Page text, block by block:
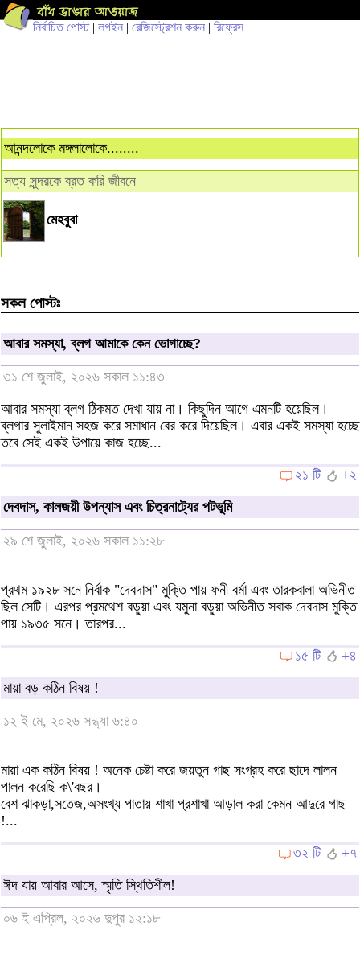
নির্বাচিত পোস্ট| লগইন | রেজিস্ট্রেশন করুন | রিফ্রেস
আনন্দলোকে মঙ্গলালোকে........
সত্য সুন্দরকে ব্রত করি জীবনে
মেহবুবা
সকল পোস্টঃ
আবার সমস্যা, ব্লগ আমাকে কেন ভোগাচ্ছে?
৩১ শে জুলাই, ২০২৬ সকাল ১১:৪৩
আবার সমস্যা ব্লগ ঠিকমত দেখা যায় না। কিছুদিন আগে এমনটি হয়েছিল।
ব্লগার সুলাইমান সহজ করে সমাধান বের করে দিয়েছিল। এবার একই সমস্যা হচ্ছে
তবে সেই একই উপায়ে কাজ হচ্ছে...
২১ টি
+২
দেবদাস, কালজয়ী উপন্যাস এবং চিত্রনাট্যের পটভূমি
২৯ শে জুলাই, ২০২৬ সকাল ১১:২৮
প্রথম ১৯২৮ সনে নির্বাক "দেবদাস" মুক্তি পায় ফনী বর্মা এবং তারকবালা অভিনীত
ছিল সেটি। এরপর প্রমথেশ বড়ুয়া এবং যমুনা বড়ুয়া অভিনীত সবাক দেবদাস মুক্তি
পায় ১৯৩৫ সনে। তারপর...
১৫ টি
+৪
মায়া বড় কঠিন বিষয় !
১২ ই মে, ২০২৬ সন্ধ্যা ৬:৪০
মায়া এক কঠিন বিষয় ! অনেক চেষ্টা করে জয়তুন গাছ সংগ্রহ করে ছাদে লালন
পালন করেছি ক\'বছর।
বেশ ঝাকড়া,সতেজ,অসংখ্য পাতায় শাখা প্রশাখা আড়াল করা কেমন আদুরে গাছ
!...
৩২ টি
+৭
ঈদ যায় আবার আসে, স্মৃতি স্থিতিশীল!
০৬ ই এপ্রিল, ২০২৬ দুপুর ১২:১৮